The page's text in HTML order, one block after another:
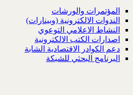
المؤتمرات والورشات
الندوات الالكترونية (وبينارات)
النشاط الاعلامي التوعوي
اصدارات الكتب الالكترونية
دعم الكوادر الاقتصادية الشابة
البرنامج البحثي للشبكة